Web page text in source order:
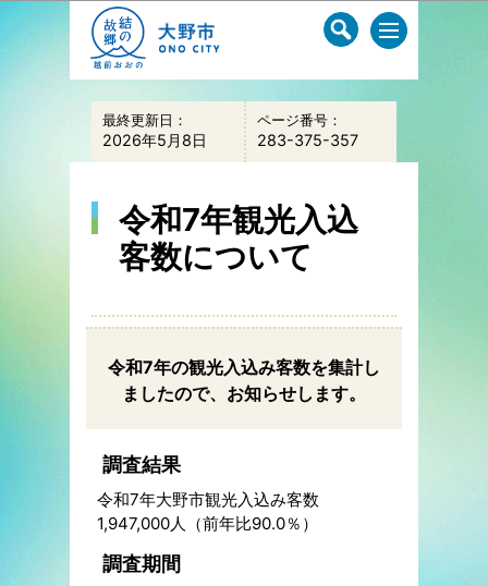
このページの本文へ移動
最終更新日：
2026年5月8日
ページ番号：
283-375-357
令和7年観光入込
客数について
令和7年の観光入込み客数を集計し
ましたので、お知らせします。
調査結果
令和7年大野市観光入込み客数
1,947,000人（前年比90.0％）
調査期間